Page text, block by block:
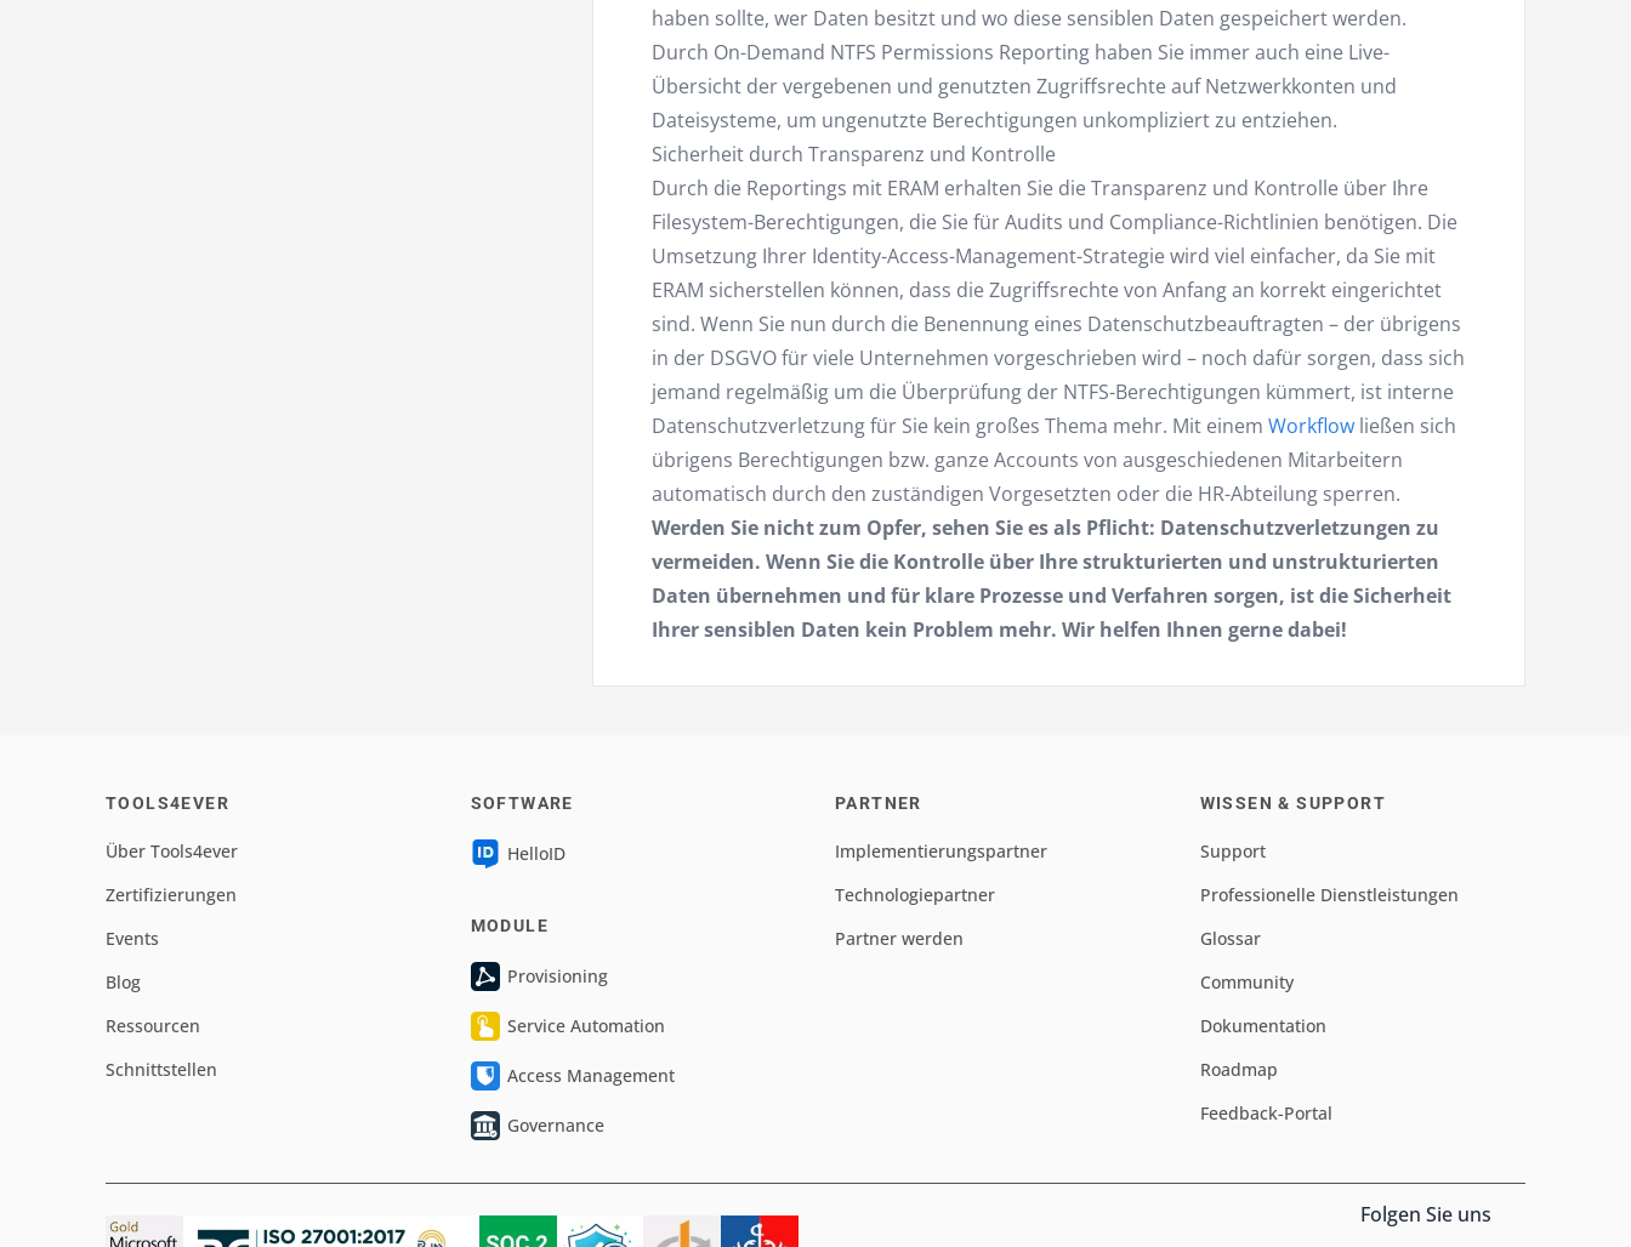
haben sollte, wer Daten besitzt und wo diese sensiblen Daten gespeichert werden.
Durch On-Demand NTFS Permissions Reporting haben Sie immer auch eine Live-
Übersicht der vergebenen und genutzten Zugriffsrechte auf Netzwerkkonten und
Dateisysteme, um ungenutzte Berechtigungen unkompliziert zu entziehen.
Sicherheit durch Transparenz und Kontrolle
Durch die Reportings mit ERAM erhalten Sie die Transparenz und Kontrolle über Ihre
Filesystem-Berechtigungen, die Sie für Audits und Compliance-Richtlinien benötigen. Die
Umsetzung Ihrer Identity-Access-Management-Strategie wird viel einfacher, da Sie mit
ERAM sicherstellen können, dass die Zugriffsrechte von Anfang an korrekt eingerichtet
sind. Wenn Sie nun durch die Benennung eines Datenschutzbeauftragten – der übrigens
in der DSGVO für viele Unternehmen vorgeschrieben wird – noch dafür sorgen, dass sich
jemand regelmäßig um die Überprüfung der NTFS-Berechtigungen kümmert, ist interne
Datenschutzverletzung für Sie kein großes Thema mehr. Mit einem Workflowließen sich
übrigens Berechtigungen bzw. ganze Accounts von ausgeschiedenen Mitarbeitern
automatisch durch den zuständigen Vorgesetzten oder die HR-Abteilung sperren.
Werden Sie nicht zum Opfer, sehen Sie es als Pflicht: Datenschutzverletzungen zu
vermeiden. Wenn Sie die Kontrolle über Ihre strukturierten und unstrukturierten
Daten übernehmen und für klare Prozesse und Verfahren sorgen, ist die Sicherheit
Ihrer sensiblen Daten kein Problem mehr. Wir helfen Ihnen gerne dabei!
TOOLS4EVER
Über Tools4ever
Zertifizierungen
Events
Blog
Ressourcen
Schnittstellen
SOFTWARE
HelloID
MODULE
Provisioning
Service Automation
Access Management
Governance
PARTNER
Implementierungspartner
Technologiepartner
Partner werden
WISSEN & SUPPORT
Support
Professionelle Dienstleistungen
Glossar
Community
Dokumentation
Roadmap
Feedback-Portal
Folgen Sie uns